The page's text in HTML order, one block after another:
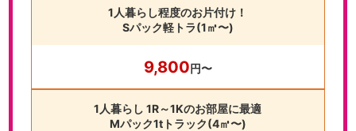
1人暮らし程度のお片付け！
Sパック軽トラ(1㎥〜)
9,800円〜
1人暮らし 1R～1Kのお部屋に最適
Mパック1tトラック(4㎥〜)